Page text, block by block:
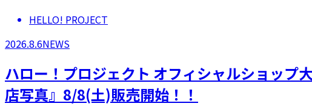
HELLO! PROJECT
2026.8.6NEWS
ハロー！プロジェクト オフィシャルショップ
店写真』8/8(土)販売開始！！